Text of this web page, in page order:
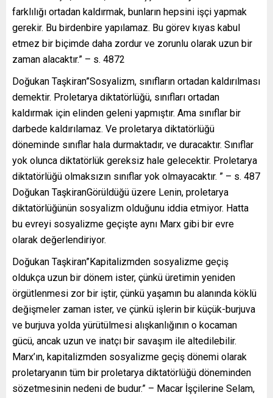
farklılığı ortadan kaldırmak, bunların hepsini işçi yapmak
gerekir. Bu birdenbire yapılamaz. Bu görev kıyas kabul
etmez bir biçimde daha zordur ve zorunlu olarak uzun bir
zaman alacaktır.” – s. 4872
Doğukan Taşkiran”Sosyalizm, sınıfların ortadan kaldırılması
demektir. Proletarya diktatörlüğü, sınıfları ortadan
kaldırmak için elinden geleni yapmıştır. Ama sınıflar bir
darbede kaldırılamaz. Ve proletarya diktatörlüğü
döneminde sınıflar hala durmaktadır, ve duracaktır. Sınıflar
yok olunca diktatörlük gereksiz hale gelecektir. Proletarya
diktatörlüğü olmaksızın sınıflar yok olmayacaktır. ” – s. 487
Doğukan TaşkiranGörüldüğü üzere Lenin, proletarya
diktatörlüğünün sosyalizm olduğunu iddia etmiyor. Hatta
bu evreyi sosyalizme geçişte aynı Marx gibi bir evre
olarak değerlendiriyor.
Doğukan Taşkiran”Kapitalizmden sosyalizme geçiş
oldukça uzun bir dönem ister, çünkü üretimin yeniden
örgütlenmesi zor bir iştir, çünkü yaşamın bu alanında köklü
değişmeler zaman ister, ve çünkü işlerin bir küçük-burjuva
ve burjuva yolda yürütülmesi alışkanlığının o kocaman
gücü, ancak uzun ve inatçı bir savaşım ile altedilebilir.
Marx’ın, kapitalizmden sosyalizme geçiş dönemi olarak
proletaryanın tüm bir proletarya diktatörlüğü döneminden
sözetmesinin nedeni de budur.” – Macar İşçilerine Selam,